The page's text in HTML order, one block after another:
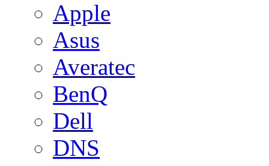
Apple
Asus
Averatec
BenQ
Dell
DNS